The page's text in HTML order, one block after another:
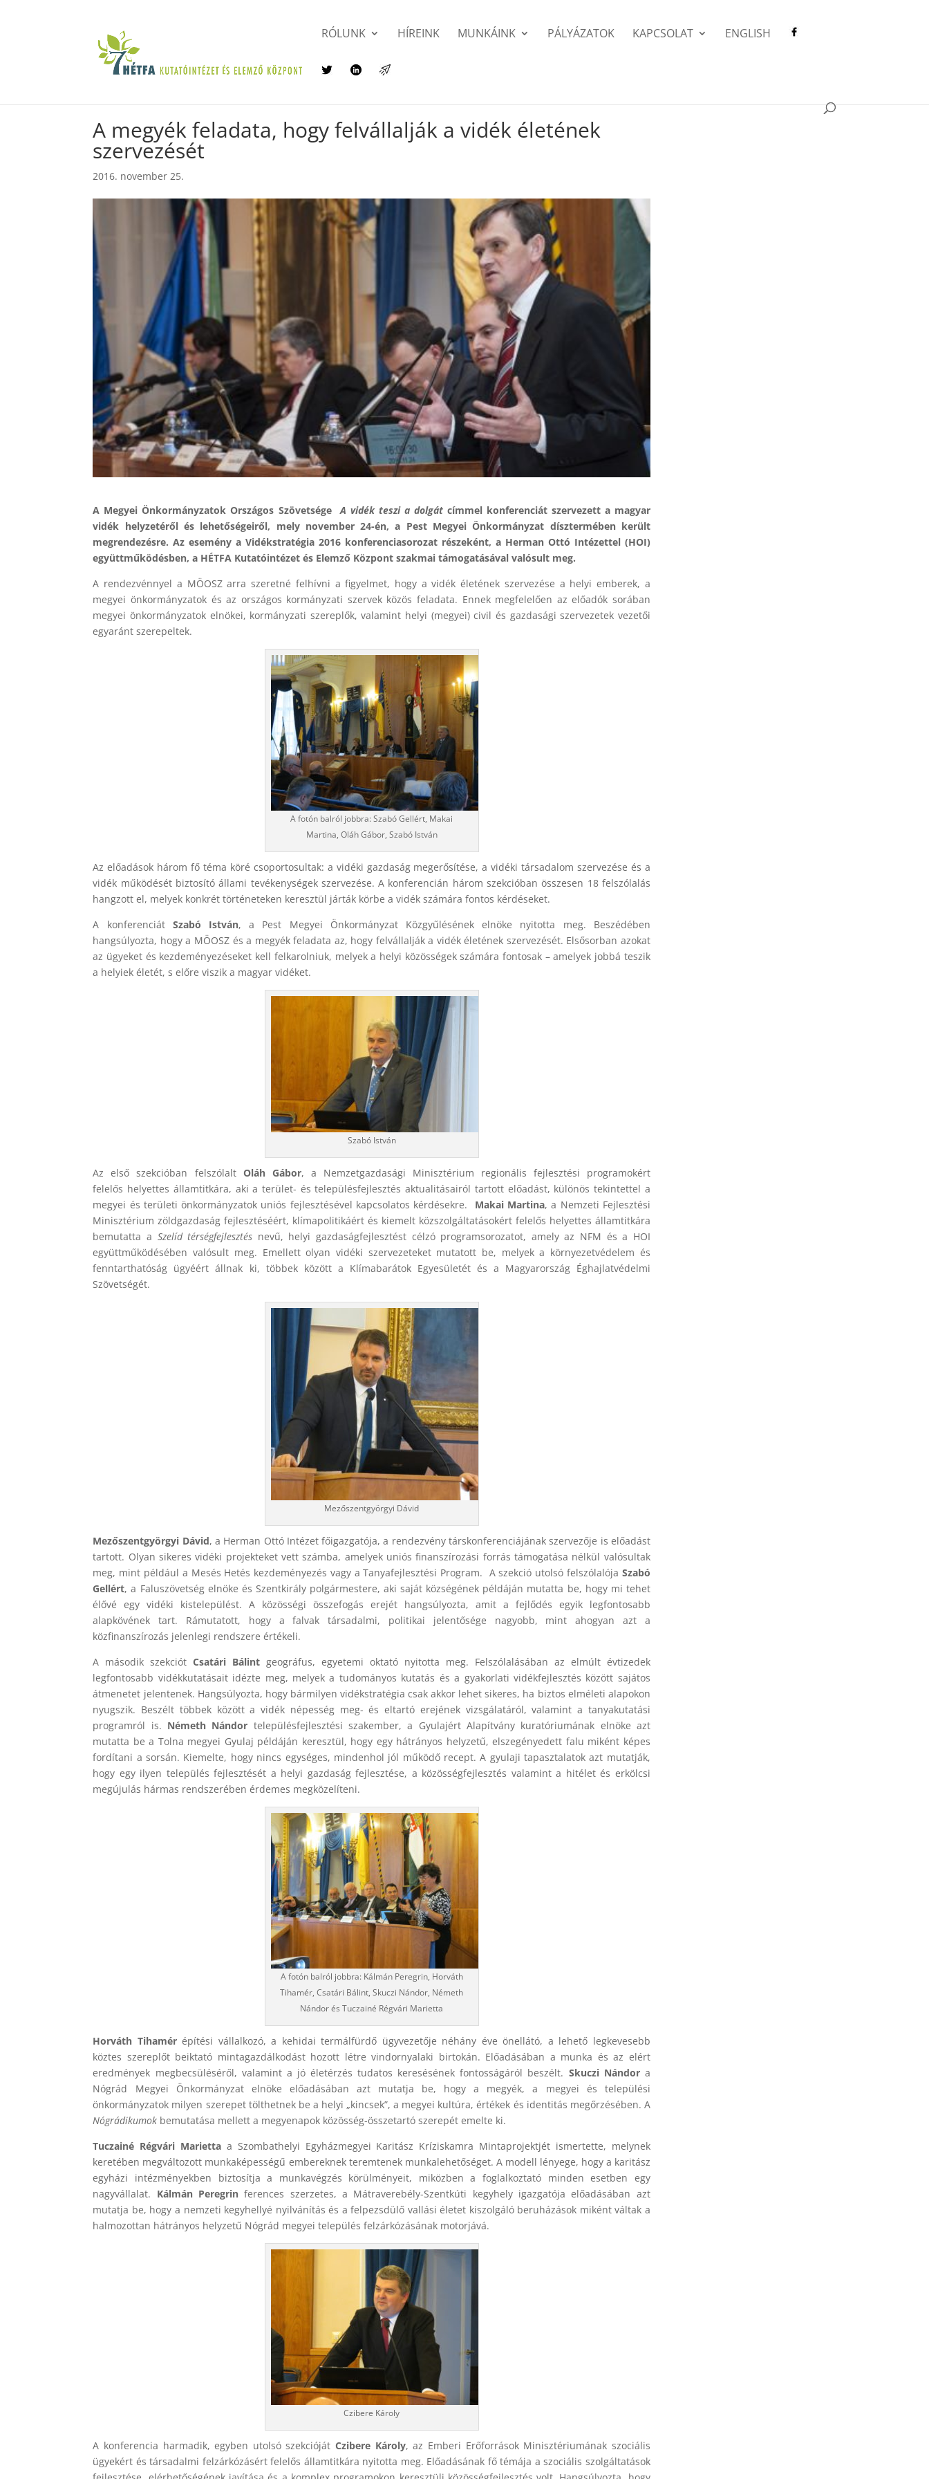
RÓLUNK HÍREINK MUNKÁINK PÁLYÁZATOK KAPCSOLAT ENGLISH
A megyék feladata, hogy felvállalják a vidék életének
szervezését
2016. november 25.
A Megyei Önkormányzatok Országos SzövetségeA vidék teszi a dolgátcímmel konferenciát szervezett a magyar
vidék helyzetéről és lehetőségeiről, mely november 24-én, a Pest Megyei Önkormányzat dísztermében került
megrendezésre. Az esemény a Vidékstratégia 2016 konferenciasorozat részeként, a Herman Ottó Intézettel (HOI)
együttműködésben, a HÉTFA Kutatóintézet és Elemző Központ szakmai támogatásával valósult meg.
A rendezvénnyel a MÖOSZ arra szeretné felhívni a figyelmet, hogy a vidék életének szervezése a helyi emberek, a
megyei önkormányzatok és az országos kormányzati szervek közös feladata. Ennek megfelelően az előadók sorában
megyei önkormányzatok elnökei, kormányzati szereplők, valamint helyi (megyei) civil és gazdasági szervezetek vezetői
egyaránt szerepeltek.
A fotón balról jobbra: Szabó Gellért, Makai
Martina, Oláh Gábor, Szabó István
Az előadások három fő téma köré csoportosultak: a vidéki gazdaság megerősítése, a vidéki társadalom szervezése és a
vidék működését biztosító állami tevékenységek szervezése. A konferencián három szekcióban összesen 18 felszólalás
hangzott el, melyek konkrét történeteken keresztül járták körbe a vidék számára fontos kérdéseket.
A konferenciát Szabó István, a Pest Megyei Önkormányzat Közgyűlésének elnöke nyitotta meg. Beszédében
hangsúlyozta, hogy a MÖOSZ és a megyék feladata az, hogy felvállalják a vidék életének szervezését. Elsősorban azokat
az ügyeket és kezdeményezéseket kell felkarolniuk, melyek a helyi közösségek számára fontosak – amelyek jobbá teszik
a helyiek életét, s előre viszik a magyar vidéket.
Szabó István
Az első szekcióban felszólalt Oláh Gábor, a Nemzetgazdasági Minisztérium regionális fejlesztési programokért
felelős helyettes államtitkára, aki a terület- és településfejlesztés aktualitásairól tartott előadást, különös tekintettel a
megyei és területi önkormányzatok uniós fejlesztésével kapcsolatos kérdésekre. Makai Martina, a Nemzeti Fejlesztési
Minisztérium zöldgazdaság fejlesztéséért, klímapolitikáért és kiemelt közszolgáltatásokért felelős helyettes államtitkára
bemutatta a Szelíd térségfejlesztés nevű, helyi gazdaságfejlesztést célzó programsorozatot, amely az NFM és a HOI
együttműködésében valósult meg. Emellett olyan vidéki szervezeteket mutatott be, melyek a környezetvédelem és
fenntarthatóság ügyéért állnak ki, többek között a Klímabarátok Egyesületét és a Magyarország Éghajlatvédelmi
Szövetségét.
Mezőszentgyörgyi Dávid
Mezőszentgyörgyi Dávid, a Herman Ottó Intézet főigazgatója, a rendezvény társkonferenciájának szervezője is előadást
tartott. Olyan sikeres vidéki projekteket vett számba, amelyek uniós finanszírozási forrás támogatása nélkül valósultak
meg, mint például a Mesés Hetés kezdeményezés vagy a Tanyafejlesztési Program. A szekció utolsó felszólalója Szabó
Gellért, a Faluszövetség elnöke és Szentkirály polgármestere, aki saját községének példáján mutatta be, hogy mi tehet
élővé egy vidéki kistelepülést. A közösségi összefogás erejét hangsúlyozta, amit a fejlődés egyik legfontosabb
alapkövének tart. Rámutatott, hogy a falvak társadalmi, politikai jelentősége nagyobb, mint ahogyan azt a
közfinanszírozás jelenlegi rendszere értékeli.
A második szekciótCsatári Bálint geográfus, egyetemi oktató nyitotta meg. Felszólalásában az elmúlt évtizedek
legfontosabb vidékkutatásait idézte meg, melyek a tudományos kutatás és a gyakorlati vidékfejlesztés között sajátos
átmenetet jelentenek. Hangsúlyozta, hogy bármilyen vidékstratégia csak akkor lehet sikeres, ha biztos elméleti alapokon
nyugszik. Beszélt többek között a vidék népesség meg- és eltartó erejének vizsgálatáról, valamint a tanyakutatási
programról is. Németh Nándor településfejlesztési szakember, a Gyulajért Alapítvány kuratóriumának elnöke azt
mutatta be a Tolna megyei Gyulaj példáján keresztül, hogy egy hátrányos helyzetű, elszegényedett falu miként képes
fordítani a sorsán. Kiemelte, hogy nincs egységes, mindenhol jól működő recept. A gyulaji tapasztalatok azt mutatják,
hogy egy ilyen település fejlesztését a helyi gazdaság fejlesztése, a közösségfejlesztés valamint a hitélet és erkölcsi
megújulás hármas rendszerében érdemes megközelíteni.
A fotón balról jobbra: Kálmán Peregrin, Horváth
Tihamér, Csatári Bálint, Skuczi Nándor, Németh
Nándor és Tuczainé Régvári Marietta
Horváth Tihamérépítési vállalkozó, a kehidai termálfürdő ügyvezetője néhány éve önellátó, a lehető legkevesebb
köztes szereplőt beiktató mintagazdálkodást hozott létre vindornyalaki birtokán. Előadásában a munka és az elért
eredmények megbecsüléséről, valamint a jó életérzés tudatos keresésének fontosságáról beszélt. Skuczi Nándora
Nógrád Megyei Önkormányzat elnöke előadásában azt mutatja be, hogy a megyék, a megyei és települési
önkormányzatok milyen szerepet tölthetnek be a helyi „kincsek”, a megyei kultúra, értékek és identitás megőrzésében. A
Nógrádikumok bemutatása mellett a megyenapok közösség-összetartó szerepét emelte ki.
Tuczainé Régvári Marietta a Szombathelyi Egyházmegyei Karitász Kríziskamra Mintaprojektjét ismertette, melynek
keretében megváltozott munkaképességű embereknek teremtenek munkalehetőséget. A modell lényege, hogy a karitász
egyházi intézményekben biztosítja a munkavégzés körülményeit, miközben a foglalkoztató minden esetben egy
nagyvállalat. Kálmán Peregrin ferences szerzetes, a Mátraverebély-Szentkúti kegyhely igazgatója előadásában azt
mutatja be, hogy a nemzeti kegyhellyé nyilvánítás és a felpezsdülő vallási életet kiszolgáló beruházások miként váltak a
halmozottan hátrányos helyzetű Nógrád megyei település felzárkózásának motorjává.
Czibere Károly
A konferencia harmadik, egyben utolsó szekciójátCzibere Károly, az Emberi Erőforrások Minisztériumának szociális
ügyekért és társadalmi felzárkózásért felelős államtitkára nyitotta meg. Előadásának fő témája a szociális szolgáltatások